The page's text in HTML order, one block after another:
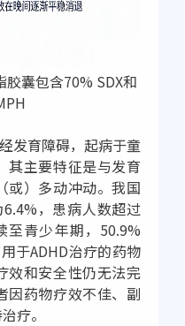
囊包含70% SDX和
发育障碍，起病于童
其主要特征是与发育
或）多动冲动。我国
，患病人数超过
至青少年期，50.9%
于ADHD治疗的药物
效和安全性仍无法完
因药物疗效不佳、副
疗。